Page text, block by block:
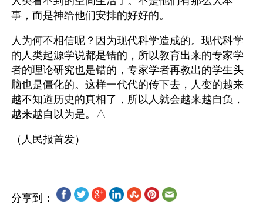
事，而是神给他们安排的好好的。
人为何不相信呢？因为现代科学造成的。现代科学
的人类起源学说都是错的，所以教育出来的专家学
者的理论研究也是错的，专家学者再教出的学生头
脑也是僵化的。这样一代代的传下去，人变的越来
越不知道历史的真相了，所以人就会越来越自负，
越来越自以为是。△
分享到：